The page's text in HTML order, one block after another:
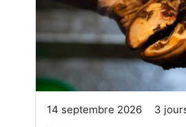
14 septembre 2026 3